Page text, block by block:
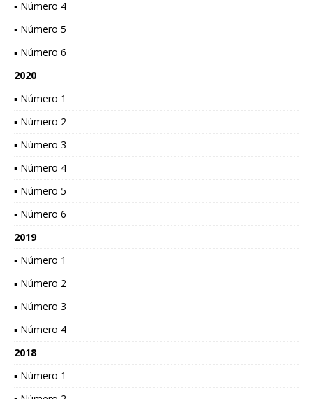
▪ Número 4
▪ Número 5
▪ Número 6
2020
▪ Número 1
▪ Número 2
▪ Número 3
▪ Número 4
▪ Número 5
▪ Número 6
2019
▪ Número 1
▪ Número 2
▪ Número 3
▪ Número 4
2018
▪ Número 1